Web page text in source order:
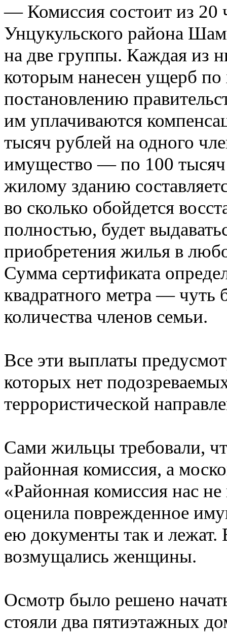
— Комиссия состоит из 20
Унцукульского района
на две группы. Каждая из
которым нанесен ущерб
постановлению
им уплачиваются
тысяч рублей на одного
имущество — по 100 тысяч
жилому зданию
во сколько обойдется
полностью, будет
приобретения жилья в
Сумма сертификата
квадратного метра —
количества членов семьи.
Все эти выплаты
которых нет
террористической
Сами жильцы требовали,
районная комиссия, а
«Районная комиссия нас
оценила поврежденное
ею документы так и
возмущались женщины.
Осмотр было решено
стояли два пятиэтажных